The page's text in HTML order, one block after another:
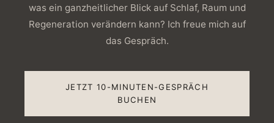
was ein ganzheitlicher Blick auf Schlaf, Raum und
Regeneration verändern kann? Ich freue mich auf
das Gespräch.
JETZT 10-MINUTEN-GESPRÄCH
BUCHEN